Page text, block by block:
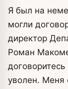
Я был на
могли
директор
Роман
уволен. Меня